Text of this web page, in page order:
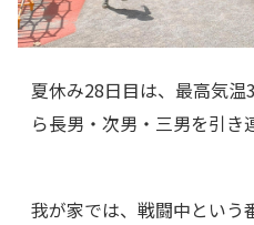
夏休み28日目は、最高気
ら長男・次男・三男を引き
我が家では、戦闘中という